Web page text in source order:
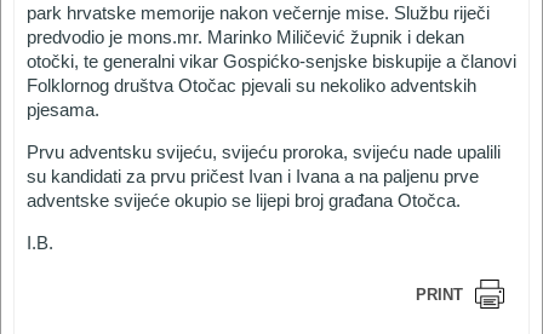
park hrvatske memorije nakon večernje mise. Službu riječi
predvodio je mons.mr. Marinko Miličević župnik i dekan
otočki, te generalni vikar Gospićko-senjske biskupije a članovi
Folklornog društva Otočac pjevali su nekoliko adventskih
pjesama.
Prvu adventsku svijeću, svijeću proroka, svijeću nade upalili
su kandidati za prvu pričest Ivan i Ivana a na paljenu prve
adventske svijeće okupio se lijepi broj građana Otočca.
I.B.
PRINT